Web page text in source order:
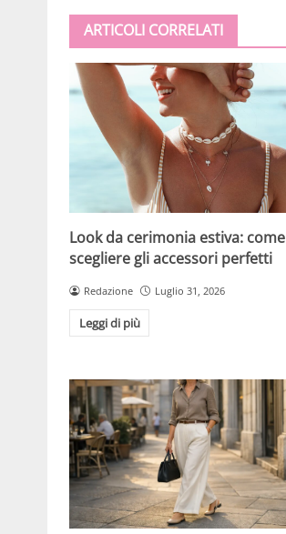
ARTICOLI CORRELATI
Look da cerimonia estiva: come
scegliere gli accessori perfetti
Redazione Luglio 31, 2026
Leggi di più